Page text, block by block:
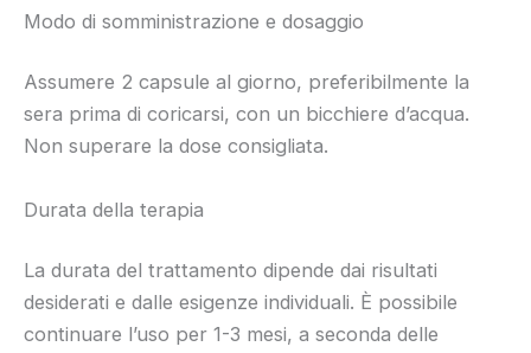
Modo di somministrazione e dosaggio
Assumere 2 capsule al giorno, preferibilmente la
sera prima di coricarsi, con un bicchiere d’acqua.
Non superare la dose consigliata.
Durata della terapia
La durata del trattamento dipende dai risultati
desiderati e dalle esigenze individuali. È possibile
continuare l’uso per 1-3 mesi, a seconda delle